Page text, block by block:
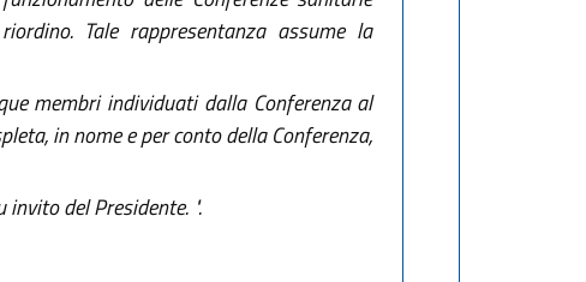
Tale rappresentanza assume la
membri individuati dalla Conferenza al
in nome e per conto della Conferenza,
del Presidente. ".